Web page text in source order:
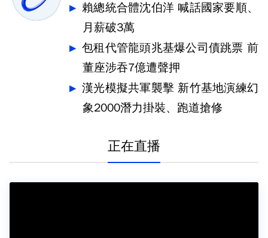
賴總統合體沈伯洋 喊話國家要順、
月薪破3萬
包租代管龍頭兆基爆公司債跳票 前
董座涉吞7億遭聲押
漢光模擬共軍襲擊 新竹基地演練幻
象2000潛力掛裝、跑道搶修
正在直播